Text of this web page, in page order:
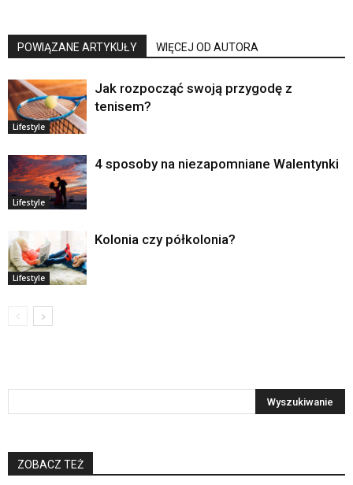
POWIĄZANE ARTYKUŁY WIĘCEJ OD AUTORA
Lifestyle
Jak rozpocząć swoją przygodę z
tenisem?
Lifestyle
4 sposoby na niezapomniane Walentynki
Lifestyle
Kolonia czy półkolonia?
ZOBACZ TEŻ